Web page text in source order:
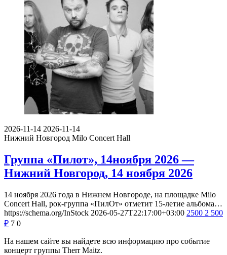
2026-11-14 2026-11-14
Нижний Новгород Milo Concert Hall
Группа «Пилот», 14ноября 2026 —
Нижний Новгород, 14 ноября 2026
14 ноября 2026 года в Нижнем Новгороде, на площадке Milo
Concert Hall, рок-группа «ПилОт» отметит 15-летие альбома…
https://schema.org/InStock 2026-05-27T22:17:00+03:00 2500 2 500
₽ 7 0
На нашем сайте вы найдете всю информацию про событие
концерт группы Therr Maitz.